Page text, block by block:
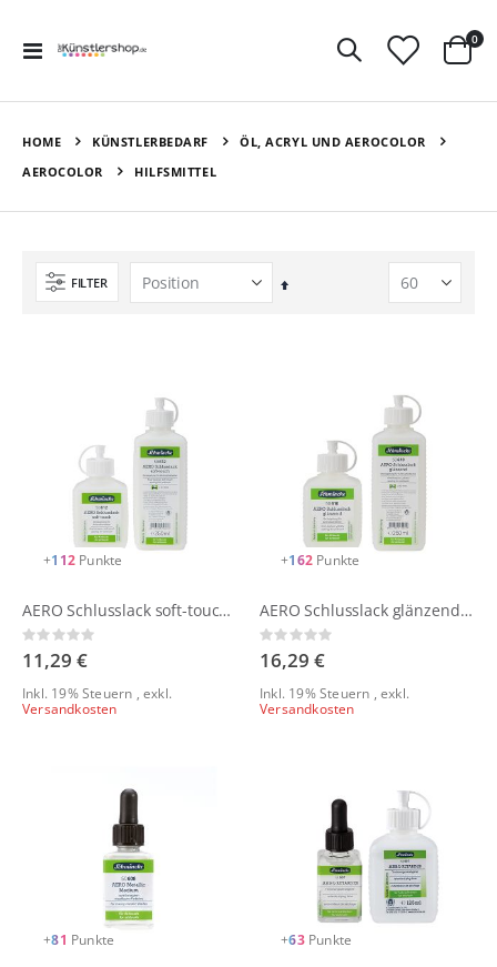
Navigation
0
HOME KÜNSTLERBEDARF
ÖL, ACRYL UND AEROCOLOR
AEROCOLOR
HILFSMITTEL
FILTER
In
+112 Punkte
AERO Schlusslack soft-touch 50 610 Hilfsmittel von Schmincke
Rating:
0%
11,29 €
Inkl. 19% Steuern ,exkl.
Versandkosten
+162 Punkte
AERO Schlusslack glänzend 50 610 Hilfsmittel von Schmincke
Rating:
0%
16,29 €
Inkl. 19% Steuern ,exkl.
Versandkosten
+81 Punkte +63 Punkte